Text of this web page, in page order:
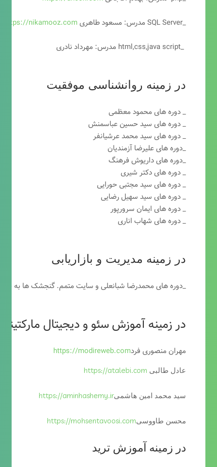
_SQL Server مدرس: مسعود طاهری
https://nikamooz.com
_html,css,java script مدرس: مهرداد نادری
در زمینه روانشناسی موفقیت
_ دوره های محمود معظمی
_ دوره های سید حسین عباسمنش
_ دوره های سید محمد عرشیانفر
_دوره های علیرضا آزمندیان
_دوره های داریوش فرهنگ
_ دوره های دکتر شیری
_ دوره های سید مجتبی حورایی
_ دوره های سید سهیل رضایی
_ دوره های ایمان سرورپور
_ دوره های شهاب اناری
در زمینه مدیریت و بازاریابی
_دوره های محمدرضا شبانعلی و سایت متمم. گنجشک ها به
در زمینه آموزش سئو و دیجیتال
مهران منصوری فردhttps://modireweb.com
عادل طالبی https://atalebi.com
سید محمد امین هاشمیhttps://aminhashemy.ir
محسن طاووسیhttps://mohsentavoosi.com
در زمینه آموزش ترید